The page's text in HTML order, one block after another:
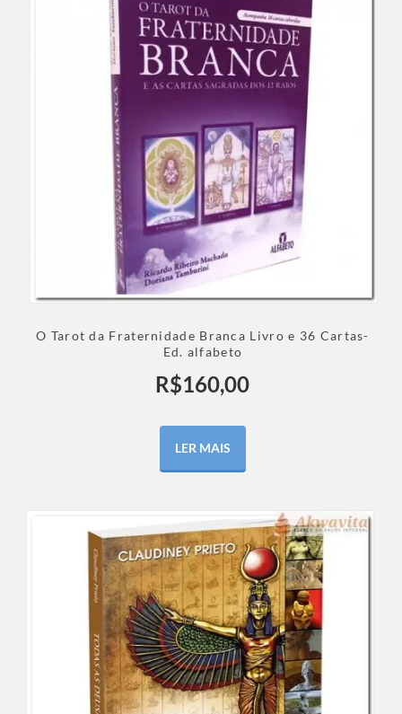
O Tarot da Fraternidade Branca Livro e 36 Cartas-
Ed. alfabeto
R$160,00
LER MAIS